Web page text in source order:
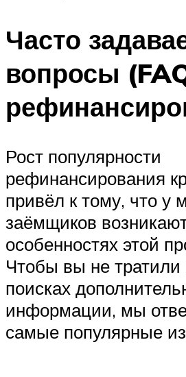
Часто
вопросы
Рост популярности
рефинансирования
привёл к тому, что у
заёмщиков
особенностях этой
Чтобы вы не тратили
поисках
информации, мы
самые популярные